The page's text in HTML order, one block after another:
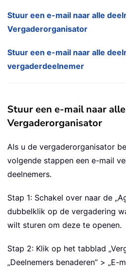
Stuur een e-mail naar alle
Vergaderorganisator
Stuur een e-mail naar alle
vergaderdeelnemer
Stuur een e-mail naar
Vergaderorganisator
Als u de vergaderorganisator
volgende stappen een e-mail
deelnemers.
Stap 1: Schakel over naar de
dubbelklik op de vergadering
wilt sturen om deze te openen.
Stap 2: Klik op het tabblad
„Deelnemers benaderen” > „E-